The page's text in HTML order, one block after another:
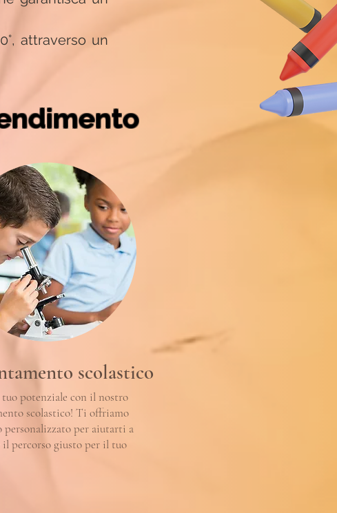
attraverso un
scolastico
potenziale con il nostro
scolastico! Ti offriamo
personalizzato per aiutarti a
il percorso giusto per il tuo